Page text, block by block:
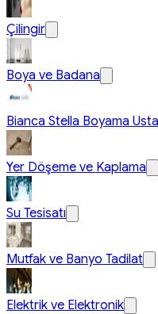
Çilingir
Boya ve Badana
Bianca Stella Boyama
Yer Döşeme ve Kaplama
Su Tesisatı
Mutfak ve Banyo Tadilat
Elektrik ve Elektronik